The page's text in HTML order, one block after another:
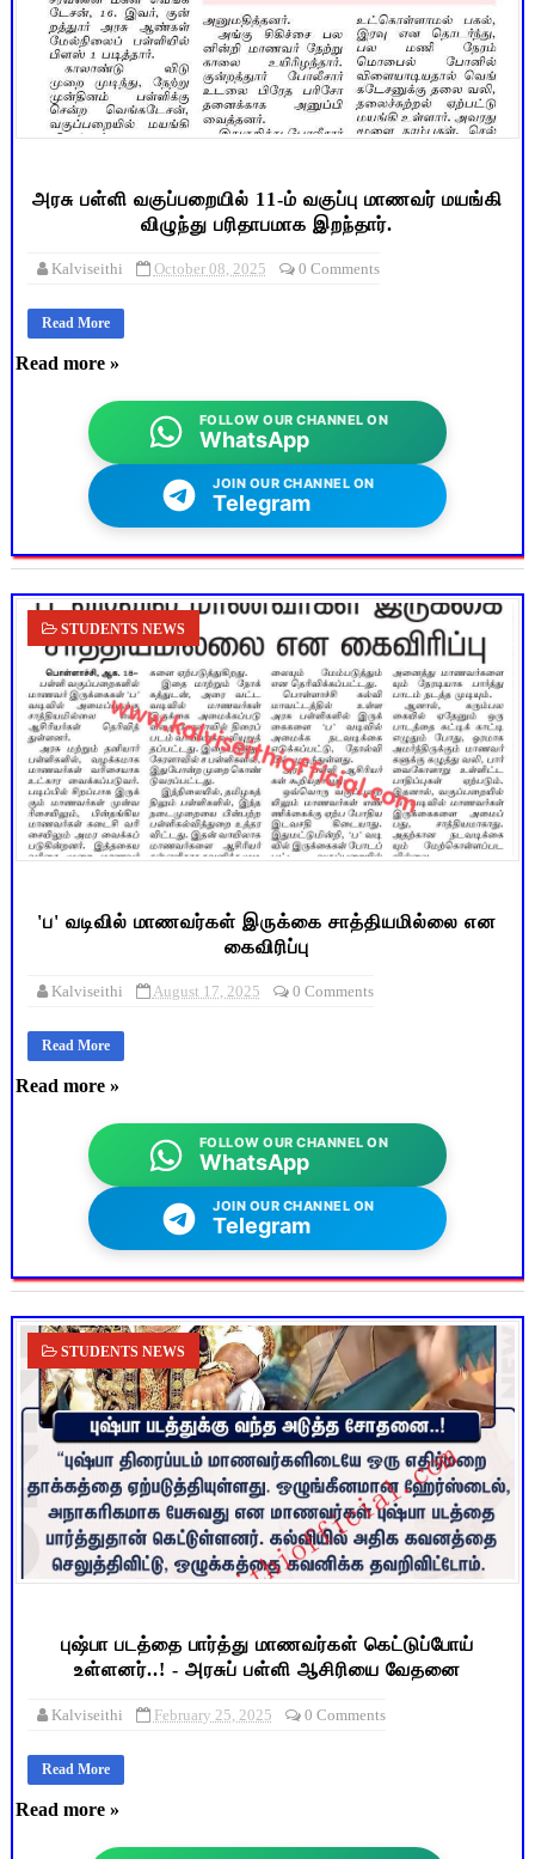
அரசு பள்ளி வகுப்பறையில் 11-ம் வகுப்பு மாணவர் மயங்கி
விழுந்து பரிதாபமாக இறந்தார்.
Kalviseithi October 08, 2025 0 Comments
Read More
Read more »
FOLLOW OUR CHANNEL ON
WhatsApp
JOIN OUR CHANNEL ON
Telegram
STUDENTS NEWS
'ப' வடிவில் மாணவர்கள் இருக்கை சாத்தியமில்லை என
கைவிரிப்பு
Kalviseithi August 17, 2025 0 Comments
Read More
Read more »
FOLLOW OUR CHANNEL ON
WhatsApp
JOIN OUR CHANNEL ON
Telegram
STUDENTS NEWS
புஷ்பா படத்தை பார்த்து மாணவர்கள் கெட்டுப்போய்
உள்ளனர்..! - அரசுப் பள்ளி ஆசிரியை வேதனை
Kalviseithi February 25, 2025 0 Comments
Read More
Read more »